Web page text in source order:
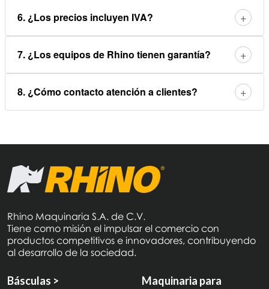
6. ¿Los precios incluyen IVA? +
7. ¿Los equipos de Rhino tienen garantía? +
8. ¿Cómo contacto atención a clientes? +
Rhino Maquinaria S.A. de C.V.
Tiene como misión el impulsar el comercio con
productos competitivos e innovadores, contribuyendo
al desarrollo de la sociedad.
Básculas >
Maquinaria para